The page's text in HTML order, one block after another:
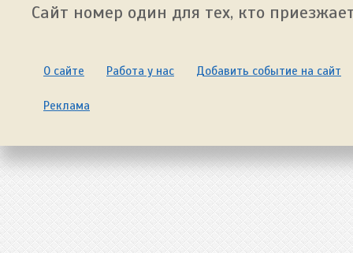
Сайт номер один для тех, кто
О сайте Работа у нас Добавить событие на сайт
Реклама